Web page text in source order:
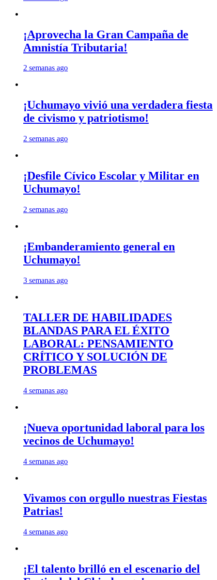
¡Aprovecha la Gran Campaña de
Amnistía Tributaria!
2 semanas ago
¡Uchumayo vivió una verdadera fiesta
de civismo y patriotismo!
2 semanas ago
¡Desfile Cívico Escolar y Militar en
Uchumayo!
2 semanas ago
¡Embanderamiento general en
Uchumayo!
3 semanas ago
TALLER DE HABILIDADES
BLANDAS PARA EL ÉXITO
LABORAL: PENSAMIENTO
CRÍTICO Y SOLUCIÓN DE
PROBLEMAS
4 semanas ago
¡Nueva oportunidad laboral para los
vecinos de Uchumayo!
4 semanas ago
Vivamos con orgullo nuestras Fiestas
Patrias!
4 semanas ago
¡El talento brilló en el escenario del